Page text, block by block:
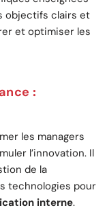
objectifs clairs et
et optimiser les
:
les managers
l’innovation. Il
de la
technologies pour
interne.